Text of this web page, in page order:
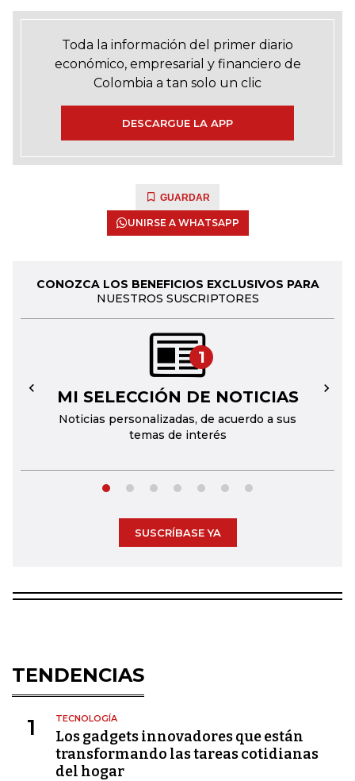
Toda la información del primer diario
económico, empresarial y financiero de
Colombia a tan solo un clic
DESCARGUE LA APP
GUARDAR
UNIRSE A WHATSAPP
CONOZCA LOS BENEFICIOS EXCLUSIVOS PARA
NUESTROS SUSCRIPTORES
1
MI SELECCIÓN DE NOTICIAS
Noticias personalizadas, de acuerdo a sus
temas de interés
← →
SUSCRÍBASE YA
TENDENCIAS
1 TECNOLOGÍA
Los gadgets innovadores que están
transformando las tareas cotidianas
del hogar